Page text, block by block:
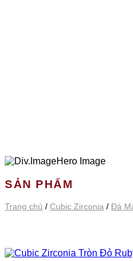
SẢN PHẨM
Trang chủ / Cubic Zirconia / Đá